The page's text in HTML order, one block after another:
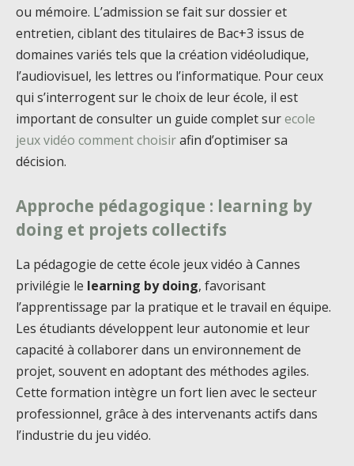
ou mémoire. L’admission se fait sur dossier et
entretien, ciblant des titulaires de Bac+3 issus de
domaines variés tels que la création vidéoludique,
l’audiovisuel, les lettres ou l’informatique. Pour ceux
qui s’interrogent sur le choix de leur école, il est
important de consulter un guide complet surecole
jeux vidéo comment choisirafin d’optimiser sa
décision.
Approche pédagogique : learning by
doing et projets collectifs
La pédagogie de cette école jeux vidéo à Cannes
privilégie le learning by doing, favorisant
l’apprentissage par la pratique et le travail en équipe.
Les étudiants développent leur autonomie et leur
capacité à collaborer dans un environnement de
projet, souvent en adoptant des méthodes agiles.
Cette formation intègre un fort lien avec le secteur
professionnel, grâce à des intervenants actifs dans
l’industrie du jeu vidéo.